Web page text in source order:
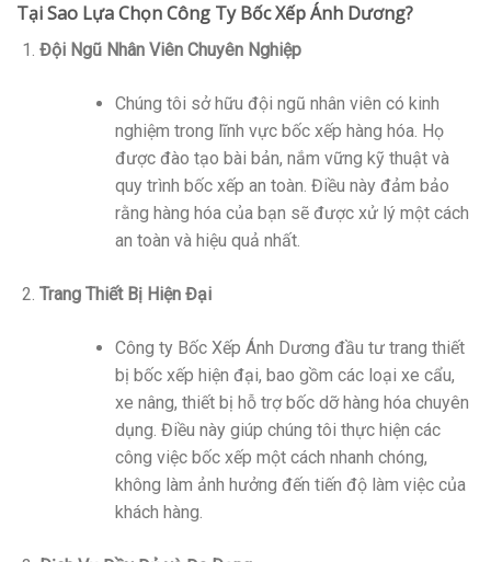
Tại Sao Lựa Chọn Công Ty Bốc Xếp Ánh Dương?
Đội Ngũ Nhân Viên Chuyên Nghiệp
Chúng tôi sở hữu đội ngũ nhân viên có kinh
nghiệm trong lĩnh vực bốc xếp hàng hóa. Họ
được đào tạo bài bản, nắm vững kỹ thuật và
quy trình bốc xếp an toàn. Điều này đảm bảo
rằng hàng hóa của bạn sẽ được xử lý một cách
an toàn và hiệu quả nhất.
Trang Thiết Bị Hiện Đại
Công ty Bốc Xếp Ánh Dương đầu tư trang thiết
bị bốc xếp hiện đại, bao gồm các loại xe cẩu,
xe nâng, thiết bị hỗ trợ bốc dỡ hàng hóa chuyên
dụng. Điều này giúp chúng tôi thực hiện các
công việc bốc xếp một cách nhanh chóng,
không làm ảnh hưởng đến tiến độ làm việc của
khách hàng.